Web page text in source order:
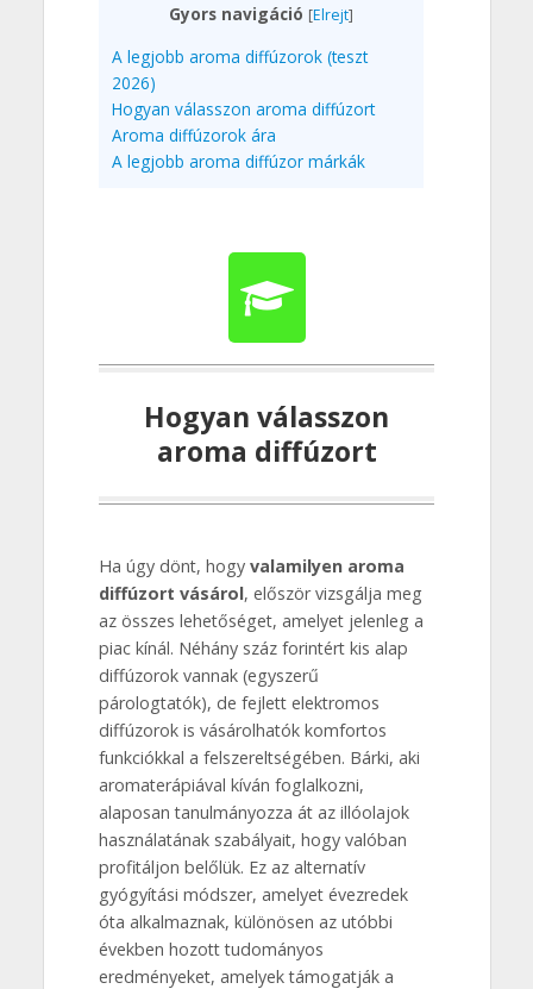
Gyors navigáció [Elrejt]
A legjobb aroma diffúzorok (teszt
2026)
Hogyan válasszon aroma diffúzort
Aroma diffúzorok ára
A legjobb aroma diffúzor márkák
Hogyan válasszon
aroma diffúzort
Ha úgy dönt, hogy valamilyen aroma
diffúzort vásárol, először vizsgálja meg
az összes lehetőséget, amelyet jelenleg a
piac kínál. Néhány száz forintért kis alap
diffúzorok vannak (egyszerű
párologtatók), de fejlett elektromos
diffúzorok is vásárolhatók komfortos
funkciókkal a felszereltségében. Bárki, aki
aromaterápiával kíván foglalkozni,
alaposan tanulmányozza át az illóolajok
használatának szabályait, hogy valóban
profitáljon belőlük. Ez az alternatív
gyógyítási módszer, amelyet évezredek
óta alkalmaznak, különösen az utóbbi
években hozott tudományos
eredményeket, amelyek támogatják a